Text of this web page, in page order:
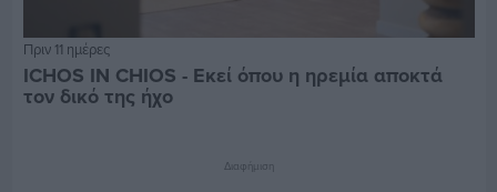
Πριν 11 ημέρες
ICHOS IN CHIOS - Εκεί όπου η ηρεμία αποκτά
τον δικό της ήχο
Διαφήμιση